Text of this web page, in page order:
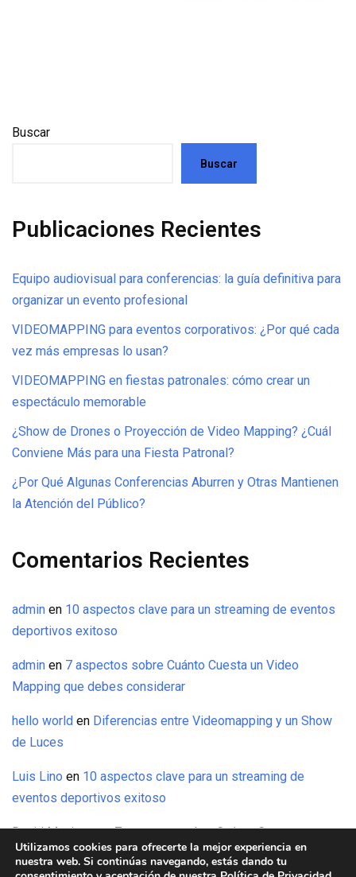
Buscar
Buscar
Publicaciones Recientes
Equipo audiovisual para conferencias: la guía definitiva para
organizar un evento profesional
VIDEOMAPPING para eventos corporativos: ¿Por qué cada
vez más empresas lo usan?
VIDEOMAPPING en fiestas patronales: cómo crear un
espectáculo memorable
¿Show de Drones o Proyección de Video Mapping? ¿Cuál
Conviene Más para una Fiesta Patronal?
¿Por Qué Algunas Conferencias Aburren y Otras Mantienen
la Atención del Público?
Comentarios Recientes
admin en 10 aspectos clave para un streaming de eventos
deportivos exitoso
admin en 7 aspectos sobre Cuánto Cuesta un Video
Mapping que debes considerar
hello world en Diferencias entre Videomapping y un Show
de Luces
Luis Lino en 10 aspectos clave para un streaming de
eventos deportivos exitoso
David Maxinezen7 aspectos sobre Cuánto Cuesta un
Video Mapping que debes considerar
Utilizamos cookies para ofrecerte la mejor experiencia en
nuestra web. Si continúas navegando, estás dando tu